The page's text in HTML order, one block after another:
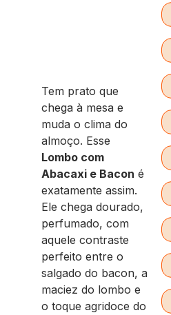
Tem prato que
chega à mesa e
muda o clima do
almoço. Esse
Lombo com
Abacaxi e Bacon é
exatamente assim.
Ele chega dourado,
perfumado, com
aquele contraste
perfeito entre o
salgado do bacon, a
maciez do lombo e
o toque agridoce do